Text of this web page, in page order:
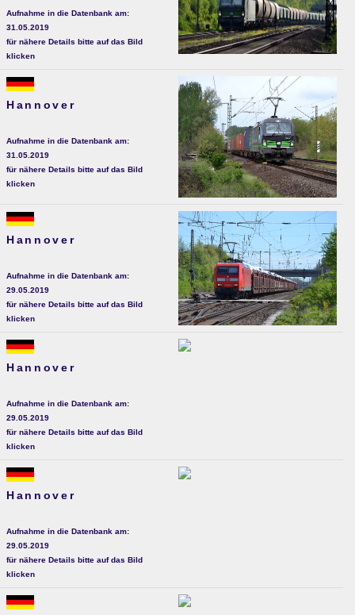
Aufnahme in die Datenbank am:
31.05.2019
für nähere Details bitte auf das Bild
klicken
Hannover
Aufnahme in die Datenbank am:
31.05.2019
für nähere Details bitte auf das Bild
klicken
Hannover
Aufnahme in die Datenbank am:
29.05.2019
für nähere Details bitte auf das Bild
klicken
Hannover
Aufnahme in die Datenbank am:
29.05.2019
für nähere Details bitte auf das Bild
klicken
Hannover
Aufnahme in die Datenbank am:
29.05.2019
für nähere Details bitte auf das Bild
klicken